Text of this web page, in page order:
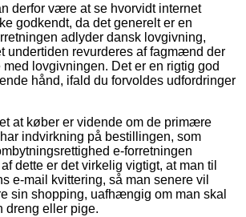
derfor være at se hvorvidt internet
godkendt, da det generelt er en
adlyder dansk lovgivning,
undertiden revurderes af fagmænd der
lovgivningen. Det er en rigtig god
hånd, ifald du forvoldes udfordringer
at køber er vidende om de primære
indvirkning på bestillingen, som
e-forretningen
dette er det virkelig vigtigt, at man til
e-mail kvittering, så man senere vil
sin shopping, uafhængig om man skal
dreng eller pige.